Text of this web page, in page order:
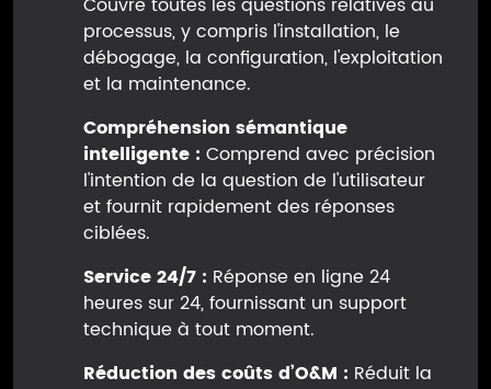
processus, y compris l'installation, le
débogage, la configuration, l'exploitation
et la maintenance.
Compréhension sémantique
intelligente : Comprend avec précision
l'intention de la question de l'utilisateur
et fournit rapidement des réponses
ciblées.
Service 24/7 : Réponse en ligne 24
heures sur 24, fournissant un support
technique à tout moment.
Réduction des coûts d’O&M : Réduit la